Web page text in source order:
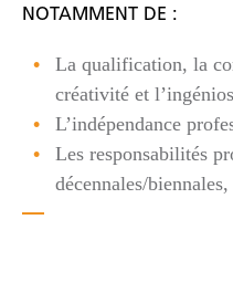
NOTAMMENT DE :
La qualification, la
créativité et
L’indépendance
Les responsabilités
décennales/biennales,